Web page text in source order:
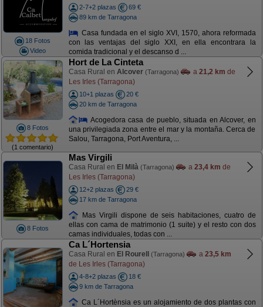
18 Fotos
Video
2-7+2 plazas
69 €
89 km de Tarragona
Casa fundada en el siglo XVI, 1570, ahora reformada
con las ventajas del siglo XXI, en ella encontrara la
comida tradicional y el descanso d ...
8 Fotos
(1 comentario)
Hort de La Cinteta
Casa Rural en Alcover (Tarragona) a 21,2 km de
Les Irles (Tarragona)
10+1 plazas
20 €
20 km de Tarragona
Acogedora casa de pueblo, situada en Alcover, en
una privilegiada zona entre el mar y la montaña. Cerca de
Salou, Tarragona, Port Aventura, ...
8 Fotos
Mas Virgili
Casa Rural en El Milà (Tarragona) a 23,4 km de
Les Irles (Tarragona)
12+2 plazas
29 €
17 km de Tarragona
Mas Virgili dispone de seis habitaciones, cuatro de
ellas con cama de matrimonio (1 suite) y el resto con dos
camas individuales, todas con ...
Ca L´Hortensia
Casa Rural en El Rourell (Tarragona) a 23,5 km
de Les Irles (Tarragona)
4-8+2 plazas
18 €
9 km de Tarragona
Ca L´Hortènsia es un alojamiento de dos plantas con